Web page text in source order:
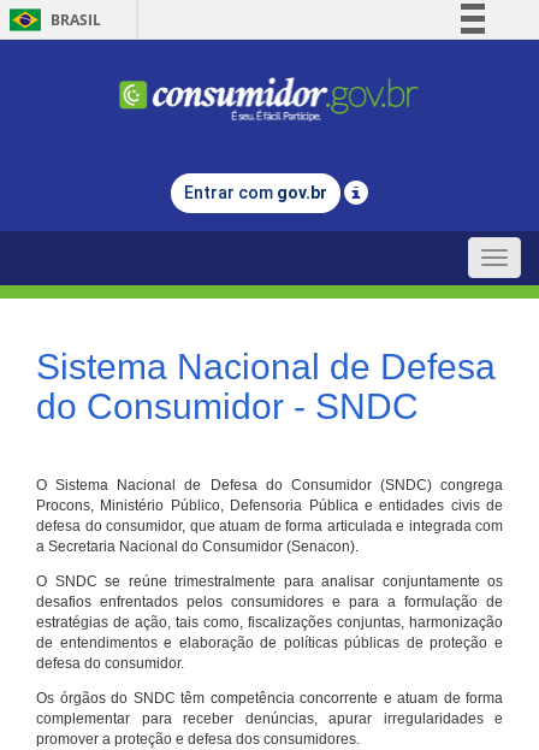
BRASIL
Comunica BR
Legislação
Entrar com gov.br
Toggle
Sistema Nacional de Defesa
do Consumidor - SNDC
O Sistema Nacional de Defesa do Consumidor (SNDC) congrega
Procons, Ministério Público, Defensoria Pública e entidades civis de
defesa do consumidor, que atuam de forma articulada e integrada com
a Secretaria Nacional do Consumidor (Senacon).
O SNDC se reúne trimestralmente para analisar conjuntamente os
desafios enfrentados pelos consumidores e para a formulação de
estratégias de ação, tais como, fiscalizações conjuntas, harmonização
de entendimentos e elaboração de políticas públicas de proteção e
defesa do consumidor.
Os órgãos do SNDC têm competência concorrente e atuam de forma
complementar para receber denúncias, apurar irregularidades e
promover a proteção e defesa dos consumidores.